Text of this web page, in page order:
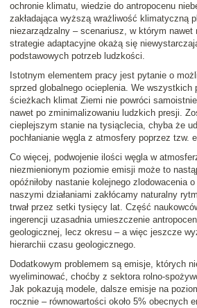
ochronie klimatu, wiedzie do antropocenu
zakładająca wyższą wrażliwość klimatyczną
niezarządzalny – scenariusz, w którym nawet
strategie adaptacyjne okażą się
podstawowych potrzeb ludzkości.
Istotnym elementem pracy jest pytanie o
sprzed globalnego ocieplenia. We wszystkich
ścieżkach klimat Ziemi nie powróci
nawet po zminimalizowaniu ludzkich presji.
cieplejszym stanie na tysiąclecia, chyba że
pochłanianie węgla z atmosfery poprzez tzw.
Co więcej, podwojenie ilości węgla w
niezmienionym poziomie emisji może to
opóźniłoby nastanie kolejnego zlodowacenia
naszymi działaniami zakłócamy naturalny
trwał przez setki tysięcy lat. Część
ingerencji uzasadnia umieszczenie
geologicznej, lecz okresu – a więc jeszcze
hierarchii czasu geologicznego.
Dodatkowym problemem są emisje, których
wyeliminować, choćby z sektora rolno-
Jak pokazują modele, dalsze emisje na
rocznie – równowartości około 5% obecnych